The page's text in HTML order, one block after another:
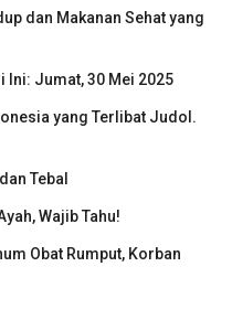
dan Makanan Sehat yang
Ini: Jumat, 30 Mei 2025
yang Terlibat Judol.
Tebal
Wajib Tahu!
Obat Rumput, Korban